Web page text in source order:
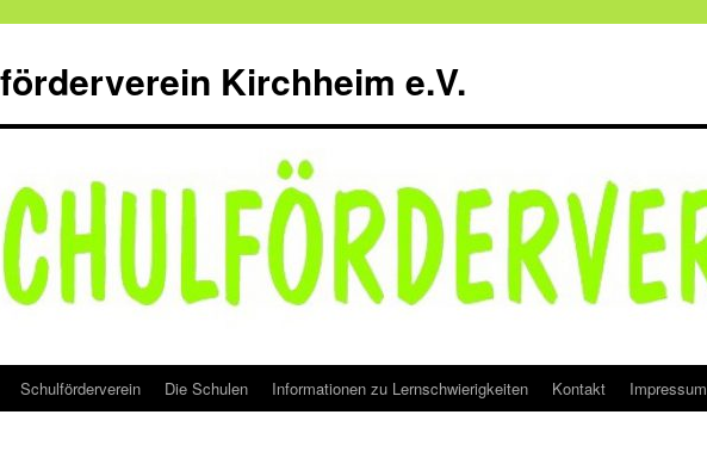
Kirchheim e.V.
Schulförderverein Die Schulen Informationen zu Lernschwierigkeiten Kontakt Impressum